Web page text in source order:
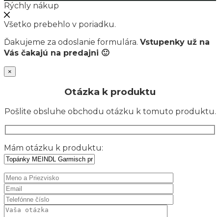
Rýchly nákup
Všetko prebehlo v poriadku.
Ďakujeme za odoslanie formulára. Vstupenky už na
Vás čakajú na predajni 🙂
×
Otázka k produktu
Pošlite obsluhe obchodu otázku k tomuto produktu.
Mám otázku k produktu: